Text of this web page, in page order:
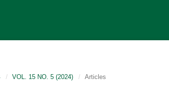
/ VOL. 15 NO. 5 (2024) / Articles